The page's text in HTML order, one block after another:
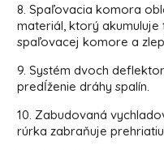
8. Spaľovacia komora
materiál, ktorý akumuluje
spaľovacej komore a
9. Systém dvoch
predĺženie dráhy spalín.
10. Zabudovaná
rúrka zabraňuje prehriatiu